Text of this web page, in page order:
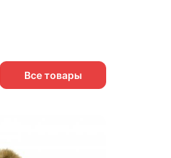
Все товары